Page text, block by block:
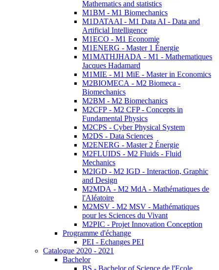
Mathematics and statistics
M1BM - M1 Biomechanics
M1DATAAI - M1 Data AI - Data and
Artificial Intelligence
M1ECO - M1 Economie
M1ENERG - Master 1 Énergie
M1MATHJHADA - M1 - Mathematiques
Jacques Hadamard
M1MIE - M1 MiE - Master in Economics
M2BIOMECA - M2 Biomeca -
Biomechanics
M2BM - M2 Biomechanics
M2CFP - M2 CFP - Concepts in
Fundamental Physics
M2CPS - Cyber Physical System
M2DS - Data Sciences
M2ENERG - Master 2 Énergie
M2FLUIDS - M2 Fluids - Fluid
Mechanics
M2IGD - M2 IGD - Interaction, Graphic
and Design
M2MDA - M2 MdA - Mathématiques de
l'Aléatoire
M2MSV - M2 MSV - Mathématiques
pour les Sciences du Vivant
M2PIC - Projet Innovation Conception
Programme d'échange
PEI - Echanges PEI
Catalogue 2020 - 2021
Bachelor
BS - Bachelor of Science de l'Ecole